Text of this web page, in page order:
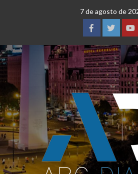
7 de agosto de
Facebook
Twitter